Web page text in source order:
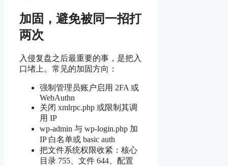
加固，避免被同一招打
两次
入侵复盘之后最重要的事，是把入
口堵上。常见的加固方向：
强制管理员账户启用 2FA 或
WebAuthn
关闭 xmlrpc.php 或限制其调
用 IP
wp-admin 与 wp-login.php 加
IP 白名单或 basic auth
把文件系统权限收紧：核心
目录 755、文件 644、配置